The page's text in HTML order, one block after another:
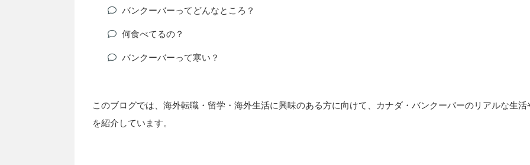
バンクーバーってどんなところ？
何食べてるの？
バンクーバーって寒い？
このブログでは、海外転職・留学・海外生活に興味のある方に向けて、カナダ・バンクーバーのリアルな生活
を紹介しています。